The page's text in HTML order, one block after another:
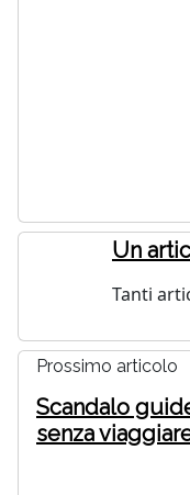
Un
Tanti
Prossimo articolo
Scandalo
senza